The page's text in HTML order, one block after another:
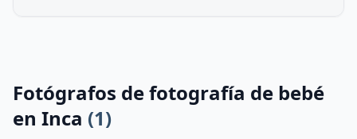
Fotógrafos de fotografía de bebé
en Inca (1)